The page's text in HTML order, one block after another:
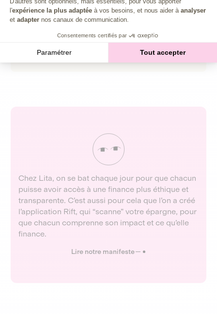
banques sont consacrés à accorder des prêts aux
entreprises, tandis que les financements attribués
aux énergies fossiles ne cessent de croître
(Depuis les Accords de Paris, les banques ont
Chez Lita, on se bat chaque jour pour que chacun
puisse avoir accès à une finance plus éthique et
transparente. C’est aussi pour cela que l’on a créé
l’application Rift, qui “scanne” votre épargne, pour
que chacun comprenne son impact et ce qu’elle
finance.
Lire notre manifeste
l'expérience la plus adaptée à vos besoins, et nous aider à analyser
et adapter nos canaux de communication.
Consentements certifiés par
Paramétrer Tout accepter